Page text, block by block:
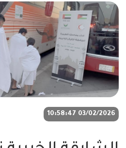
03/02/2026 10:58:47